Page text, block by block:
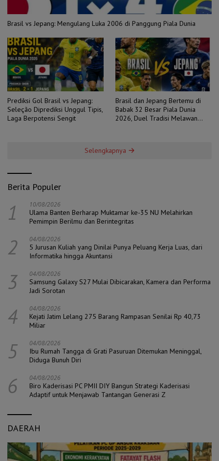
Brasil vs Jepang: Mengulang Luka 2006 di Panggung Piala Dunia
Prediksi Gol Brasil vs Jepang:
Seleção Diprediksi Unggul Tipis,
Laga Berpotensi Sengit
Brasil dan Jepang Bertemu di
Babak 32 Besar Piala Dunia
2026, Duel Tradisi Melawan
Selengkapnya
Berita Populer
1 10/08/2026
Ulama Banten Berharap Muktamar ke-35 NU Melahirkan
Pemimpin Berilmu dan Berintegritas
2 04/08/2026
5 Jurusan Kuliah yang Dinilai Punya Peluang Kerja Luas, dari
Informatika hingga Akuntansi
3 04/08/2026
Samsung Galaxy S27 Mulai Dibicarakan, Kamera dan Performa
Jadi Sorotan
4 04/08/2026
Kejati Jatim Lelang 275 Barang Rampasan Senilai Rp 40,73
Miliar
5 04/08/2026
Ibu Rumah Tangga di Grati Pasuruan Ditemukan Meninggal,
Diduga Bunuh Diri
6 04/08/2026
Biro Kaderisasi PC PMII DIY Bangun Strategi Kaderisasi
Adaptif untuk Menjawab Tantangan Generasi Z
DAERAH